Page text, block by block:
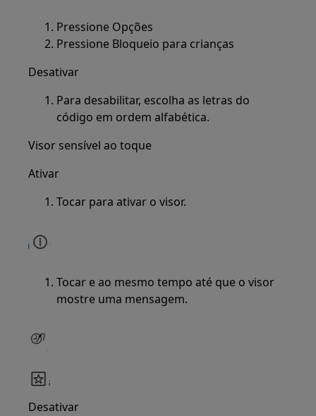
Pressione Opções
Pressione Bloqueio para crianças
Desativar
Para desabilitar, escolha as letras do
código em ordem alfabética.
Visor sensível ao toque
Ativar
Tocar para ativar o visor.
Tocar e ao mesmo tempo até que o visor
mostre uma mensagem.
Desativar